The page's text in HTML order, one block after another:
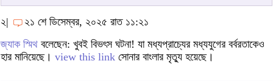
২|
২১ শে ডিসেম্বর, ২০২৫ রাত ১১:২১
জ্যাক স্মিথ বলেছেন: খুবই বিভৎস ঘটনা! যা মধ্যপ্রাচ্যের মধ্যযুগের বর্বরতাকেও
হার মানিয়েছে। view this link সোনার বাংলার মৃত্যু হয়েছে।